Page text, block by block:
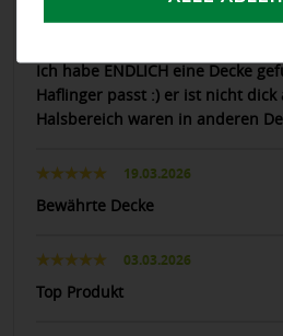
LATEST
Ich habe ENDLICH eine Decke
Haflinger passt :) er ist nicht dick
Halsbereich waren in anderen
19.03.2026
Bewährte Decke
03.03.2026
Top Produkt